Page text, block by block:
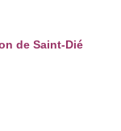
de Saint-Dié